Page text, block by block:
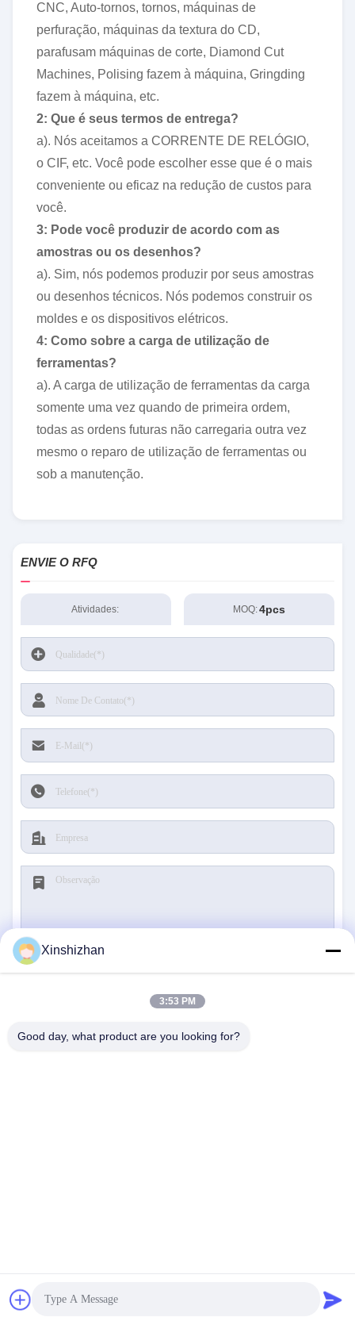
CNC, Auto-tornos, tornos, máquinas de
perfuração, máquinas da textura do CD,
parafusam máquinas de corte, Diamond Cut
Machines, Polising fazem à máquina, Gringding
fazem à máquina, etc.
2: Que é seus termos de entrega?
a). Nós aceitamos a CORRENTE DE RELÓGIO,
o CIF, etc. Você pode escolher esse que é o mais
conveniente ou eficaz na redução de custos para
você.
3: Pode você produzir de acordo com as
amostras ou os desenhos?
a). Sim, nós podemos produzir por seus amostras
ou desenhos técnicos. Nós podemos construir os
moldes e os dispositivos elétricos.
4: Como sobre a carga de utilização de
ferramentas?
a). A carga de utilização de ferramentas da carga
somente uma vez quando de primeira ordem,
todas as ordens futuras não carregaria outra vez
mesmo o reparo de utilização de ferramentas ou
sob a manutenção.
ENVIE O RFQ
Atividades: MOQ:4pcs
Política de Privacidade |
China Boa Qualidade O CNC fez à máquina as
peças Fornecedor. Copyright © 2022-2026 Xinshizhan Precision Co., Ltd.
Xinshizhan
3:53 PM
Good day, what product are you looking for?